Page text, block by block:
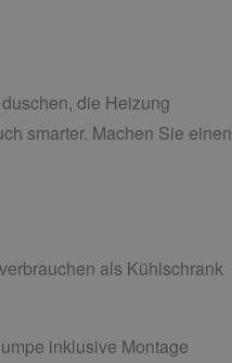
die Heizung
smarter. Machen Sie einen
als Kühlschrank
inklusive Montage